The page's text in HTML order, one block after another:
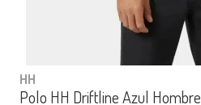
HH
Polo HH Driftline Azul Hombre